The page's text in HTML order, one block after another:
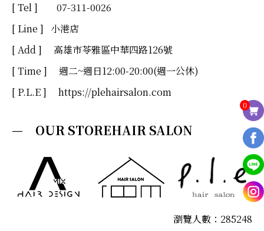
0
[ Tel ] 07-311-0026
[ Line ] 小港店
[ Add ] 高雄市苓雅區中華四路126號
[ Time ] 週二~週日12:00-20:00(週一公休)
[ P.L.E ] https://plehairsalon.com
— OUR STOREHAIR SALON
瀏覽人數：285248